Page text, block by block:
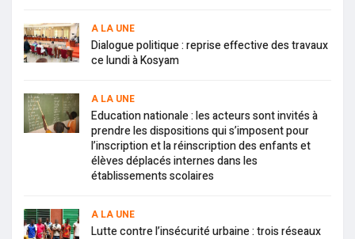
A LA UNE
Dialogue politique : reprise effective des travaux
ce lundi à Kosyam
A LA UNE
Education nationale : les acteurs sont invités à
prendre les dispositions qui s’imposent pour
l’inscription et la réinscription des enfants et
élèves déplacés internes dans les
établissements scolaires
A LA UNE
Lutte contre l’insécurité urbaine : trois réseaux